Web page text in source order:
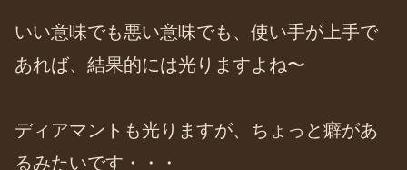
いい意味でも悪い意味でも、使い手が上手で
あれば、結果的には光りますよね〜
ディアマントも光りますが、ちょっと癖があ
るみたいです・・・